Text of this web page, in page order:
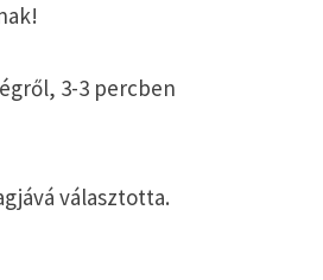
3-3 percben
választotta.